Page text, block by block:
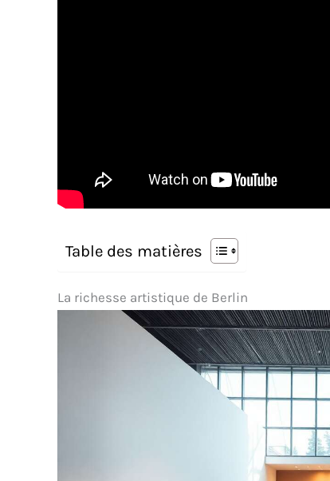
Table des matières
La richesse artistique de Berlin